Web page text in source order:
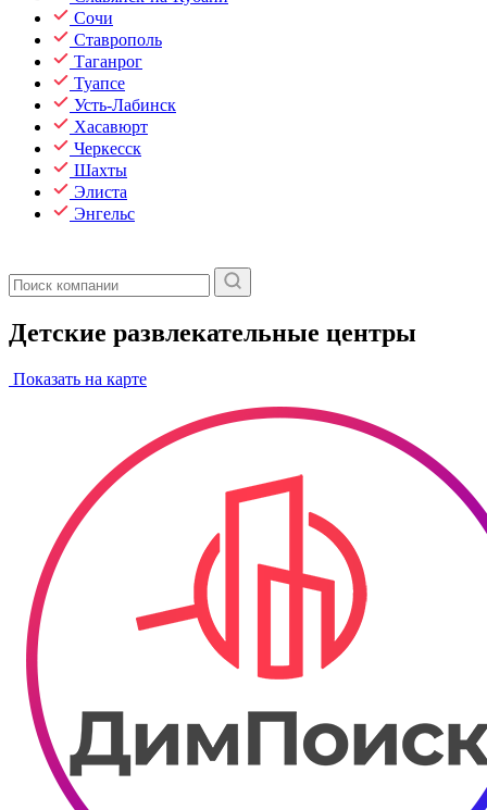
Сочи
Ставрополь
Таганрог
Туапсе
Усть-Лабинск
Хасавюрт
Черкесск
Шахты
Элиста
Энгельс
Детские развлекательные центры
Показать на карте